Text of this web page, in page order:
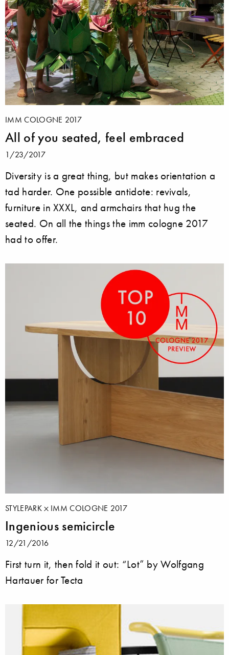
IMM COLOGNE 2017
All of you seated, feel embraced
1/23/2017
Diversity is a great thing, but makes orientation a
tad harder. One possible antidote: revivals,
furniture in XXXL, and armchairs that hug the
seated. On all the things the imm cologne 2017
had to offer.
STYLEPARK IMM COLOGNE 2017
Ingenious semicircle
12/21/2016
First turn it, then fold it out: “Lot” by Wolfgang
Hartauer for Tecta